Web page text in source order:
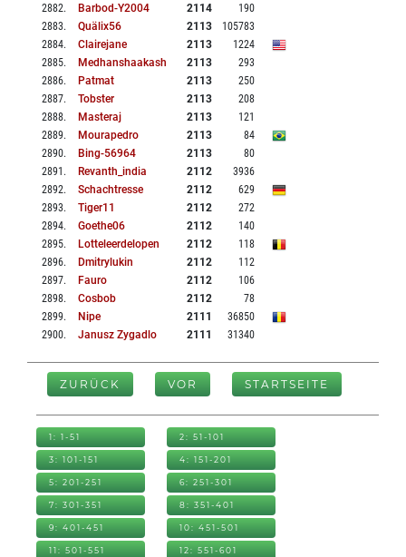
2882. Barbod-Y2004 2114
190
2883. Quälix56 2113
105783
2884. Clairejane 2113
1224
2885. Medhanshaakash 2113
293
2886. Patmat 2113
250
2887. Tobster 2113
208
2888. Masteraj 2113
121
2889. Mourapedro 2113
84
2890. Bing-56964 2113
80
2891 . Revanth_india 2112
3936
2892. Schachtresse 2112
629
2893. Tiger11 2112
272
2894. Goethe06 2112
140
2895. Lotteleerdelopen 2112
118
2896. Dmitrylukin 2112
112
2897. Fauro 2112
106
2898. Cosbob 2112
78
2899. Nipe 2111
36850
2900. Janusz Zygadlo 2111 31340
ZURÜCK VOR STARTSEITE
1: 1-51 2: 51-101
3: 101-151 4: 151-201
5: 201-251 6: 251-301
7: 301-351 8: 351-401
9: 401-451 10: 451-501
11: 501-551 12: 551-601